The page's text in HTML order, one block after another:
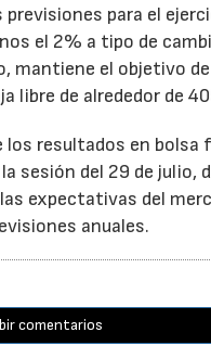
para el
el 2% a tipo de
el objetivo
libre de alrededor de
resultados en
sesión del 29 de julio,
expectativas del
anuales.
comentarios